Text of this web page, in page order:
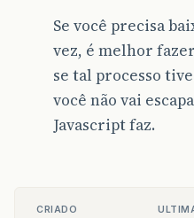
Se você precisa
vez, é melhor
se tal processo
você não vai
Javascript faz.
CRIADO